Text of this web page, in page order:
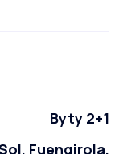
Byty 2+1
Fuengirola,